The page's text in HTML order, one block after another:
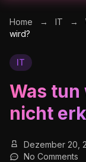
Home → IT →
wird?
IT
Was tun
nicht
Dezember 20,
No Comments